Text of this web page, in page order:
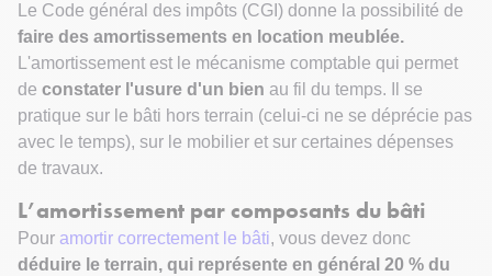
Le Code général des impôts (CGI) donne la possibilité de
faire des amortissements en location meublée.
L'amortissement est le mécanisme comptable qui permet
de constater l'usure d'un bien au fil du temps. Il se
pratique sur le bâti hors terrain (celui-ci ne se déprécie pas
avec le temps), sur le mobilier et sur certaines dépenses
de travaux.
L’amortissement par composants du bâti
Pour amortir correctement le bâti, vous devez donc
déduire le terrain, qui représente en général 20 % du